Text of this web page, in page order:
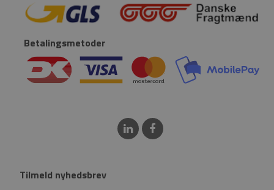
Betalingsmetoder
Tilmeld nyhedsbrev